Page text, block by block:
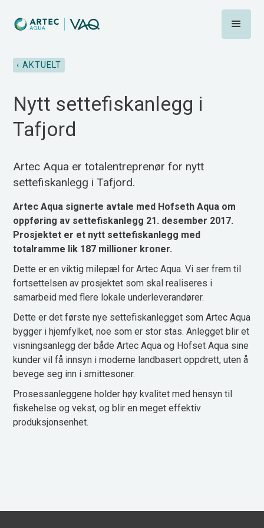
‹ AKTUELT
Nytt settefiskanlegg i
Tafjord
Artec Aqua er totalentreprenør for nytt
settefiskanlegg i Tafjord.
Artec Aqua signerte avtale med Hofseth Aqua om
oppføring av settefiskanlegg 21. desember 2017.
Prosjektet er et nytt settefiskanlegg med
totalramme lik 187 millioner kroner.
Dette er en viktig milepæl for Artec Aqua. Vi ser frem til
fortsettelsen av prosjektet som skal realiseres i
samarbeid med flere lokale underleverandører.
Dette er det første nye settefiskanlegget som Artec Aqua
bygger i hjemfylket, noe som er stor stas. Anlegget blir et
visningsanlegg der både Artec Aqua og Hofset Aqua sine
kunder vil få innsyn i moderne landbasert oppdrett, uten å
bevege seg inn i smittesoner.
Prosessanleggene holder høy kvalitet med hensyn til
fiskehelse og vekst, og blir en meget effektiv
produksjonsenhet.